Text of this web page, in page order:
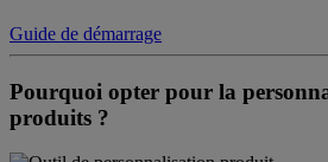
Guide de démarrage
Pourquoi opter pour la
produits ?